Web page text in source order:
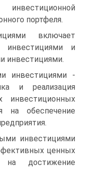
портфеля.
включает
инвестициями и
инвестициями.
инвестициями -
и реализация
инвестиционных
на обеспечение
инвестициями
ценных
на достиже­ние